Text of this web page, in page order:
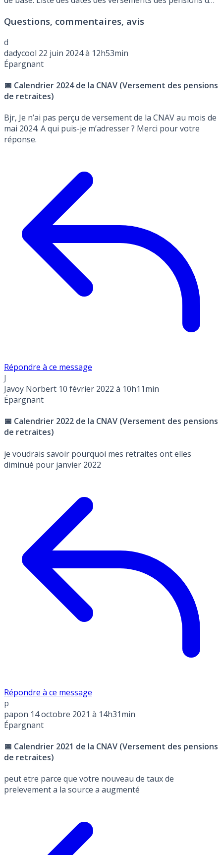
Questions, commentaires, avis
d
dadycool 22 juin 2024 à 12h53min
Épargnant
📅 Calendrier 2024 de la CNAV (Versement des pensions
de retraites)
Bjr, Je n’ai pas perçu de versement de la CNAV au mois de
mai 2024. A qui puis-je m’adresser ? Merci pour votre
réponse.
Répondre à ce message
J
Javoy Norbert 10 février 2022 à 10h11min
Épargnant
📅 Calendrier 2022 de la CNAV (Versement des pensions
de retraites)
je voudrais savoir pourquoi mes retraites ont elles
diminué pour janvier 2022
Répondre à ce message
p
papon 14 octobre 2021 à 14h31min
Épargnant
📅 Calendrier 2021 de la CNAV (Versement des pensions
de retraites)
peut etre parce que votre nouveau de taux de
prelevement a la source a augmenté